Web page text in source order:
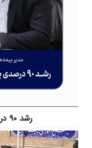
رشد ۹۰ درصدی پرتفوی ثالث در نیمه اول امسال